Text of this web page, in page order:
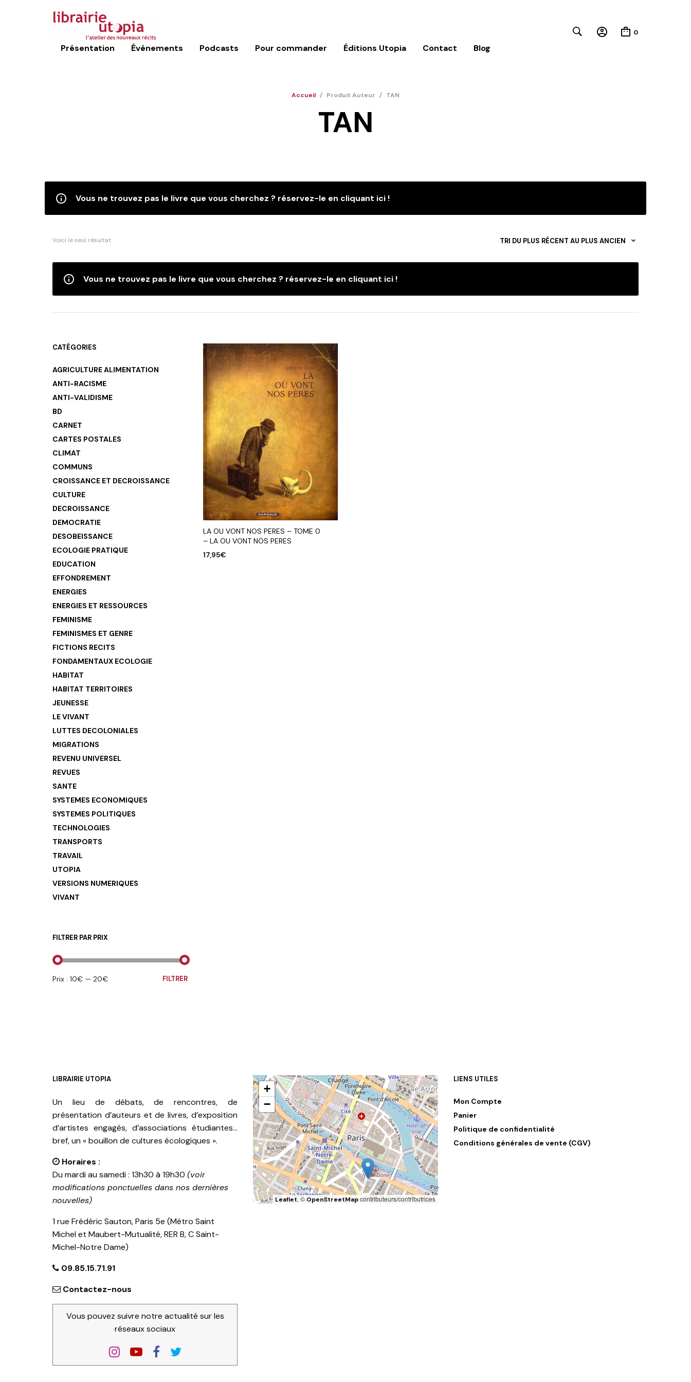
Présentation Événements Podcasts Pour commander Éditions Utopia Contact Blog
0
Accueil / Produit Auteur / TAN
TAN
Vous ne trouvez pas le livre que vous cherchez ? réservez-le en cliquant ici !
Voici le seul résultat TRI DU PLUS RÉCENT AU PLUS ANCIEN
Vous ne trouvez pas le livre que vous cherchez ? réservez-le en cliquant ici !
CATÉGORIES
AGRICULTURE ALIMENTATION
ANTI-RACISME
ANTI-VALIDISME
BD
CARNET
CARTES POSTALES
CLIMAT
COMMUNS
CROISSANCE ET DECROISSANCE
CULTURE
DECROISSANCE
DEMOCRATIE
DESOBEISSANCE
ECOLOGIE PRATIQUE
EDUCATION
EFFONDREMENT
ENERGIES
ENERGIES ET RESSOURCES
FEMINISME
FEMINISMES ET GENRE
FICTIONS RECITS
FONDAMENTAUX ECOLOGIE
HABITAT
HABITAT TERRITOIRES
JEUNESSE
LE VIVANT
LUTTES DECOLONIALES
MIGRATIONS
REVENU UNIVERSEL
REVUES
SANTE
SYSTEMES ECONOMIQUES
SYSTEMES POLITIQUES
TECHNOLOGIES
TRANSPORTS
TRAVAIL
UTOPIA
VERSIONS NUMERIQUES
VIVANT
FILTRER PAR PRIX
PRIX
PRIX
FILTRER
Prix : 10€ — 20€
LA OU VONT NOS PERES – TOME 0
– LA OU VONT NOS PERES
17,95€
LIBRAIRIE UTOPIA
Un lieu de débats, de rencontres, de
présentation d’auteurs et de livres, d’exposition
d’artistes engagés, d’associations étudiantes…
bref, un « bouillon de cultures écologiques ».
Horaires :
Du mardi au samedi : 13h30 à 19h30 (voir
modifications ponctuelles dans nos dernières
nouvelles)
1 rue Frédéric Sauton, Paris 5e (Métro Saint
Michel et Maubert-Mutualité, RER B, C Saint-
Michel-Notre Dame)
09.85.15.71.91
Contactez-nous
Vous pouvez suivre notre actualité sur les
réseaux sociaux
+
−
Leaflet, ©OpenStreetMapcontributeurs/contributrices
LIENS UTILES
Mon Compte
Panier
Politique de confidentialité
Conditions générales de vente (CGV)